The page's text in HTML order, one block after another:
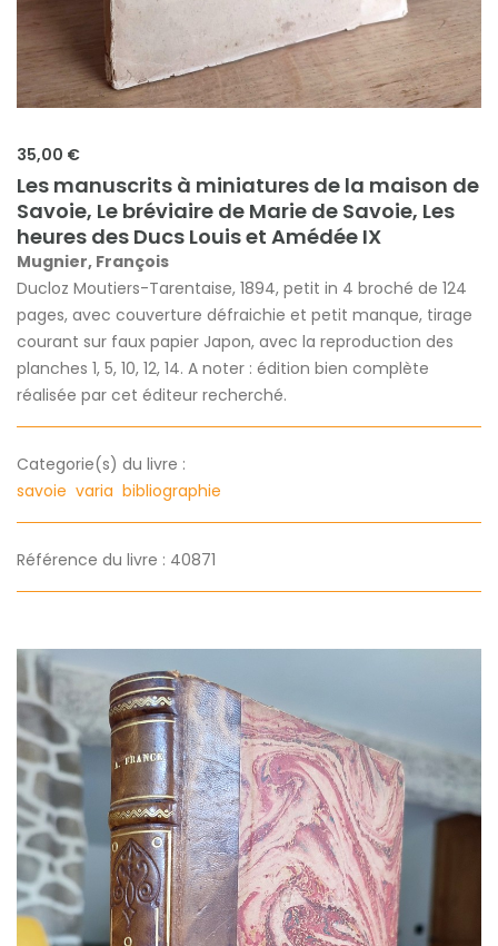
35,00 €
Les manuscrits à miniatures de la maison de
Savoie, Le bréviaire de Marie de Savoie, Les
heures des Ducs Louis et Amédée IX
Mugnier, François
Ducloz Moutiers-Tarentaise, 1894, petit in 4 broché de 124
pages, avec couverture défraichie et petit manque, tirage
courant sur faux papier Japon, avec la reproduction des
planches 1, 5, 10, 12, 14. A noter : édition bien complète
réalisée par cet éditeur recherché.
Categorie(s) du livre :
savoie varia bibliographie
Référence du livre : 40871